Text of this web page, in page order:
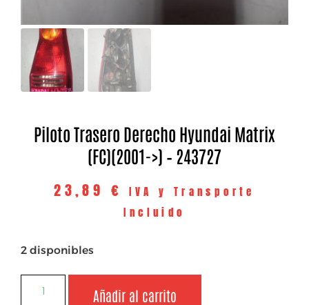
Piloto Trasero Derecho Hyundai Matrix
(FC)(2001->) – 243727
23,89 €
IVA y Transporte
Incluido
2 disponibles
Añadir al carrito